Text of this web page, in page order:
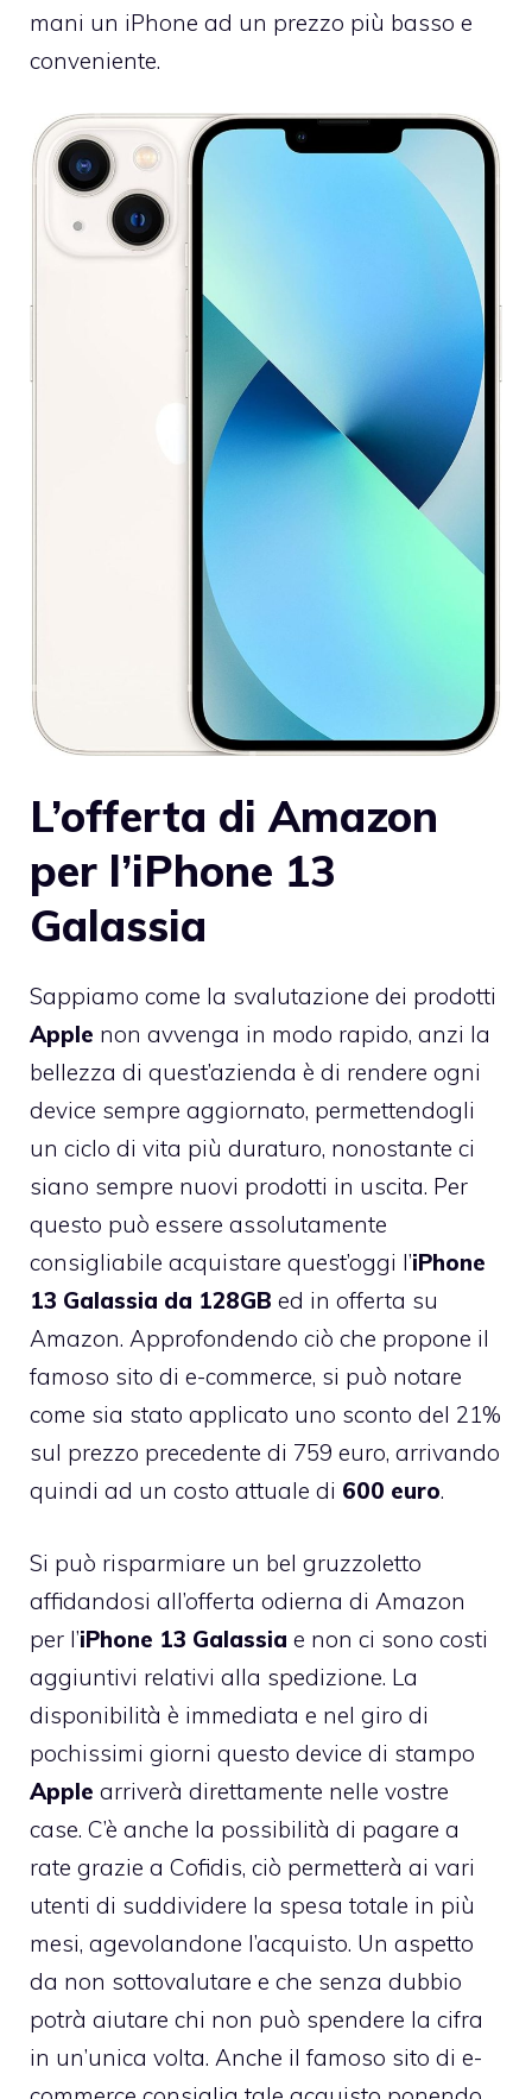
mani un iPhone ad un prezzo più basso e
conveniente.
L’offerta di Amazon
per l’iPhone 13
Galassia
Sappiamo come la svalutazione dei prodotti
Apple non avvenga in modo rapido, anzi la
bellezza di quest’azienda è di rendere ogni
device sempre aggiornato, permettendogli
un ciclo di vita più duraturo, nonostante ci
siano sempre nuovi prodotti in uscita. Per
questo può essere assolutamente
consigliabile acquistare quest’oggi l’iPhone
13 Galassia da 128GB ed in offerta su
Amazon. Approfondendo ciò che propone il
famoso sito di e-commerce, si può notare
come sia stato applicato uno sconto del 21%
sul prezzo precedente di 759 euro, arrivando
quindi ad un costo attuale di 600 euro.
Si può risparmiare un bel gruzzoletto
affidandosi all’offerta odierna di Amazon
per l’iPhone 13 Galassia e non ci sono costi
aggiuntivi relativi alla spedizione. La
disponibilità è immediata e nel giro di
pochissimi giorni questo device di stampo
Apple arriverà direttamente nelle vostre
case. C’è anche la possibilità di pagare a
rate grazie a Cofidis, ciò permetterà ai vari
utenti di suddividere la spesa totale in più
mesi, agevolandone l’acquisto. Un aspetto
da non sottovalutare e che senza dubbio
potrà aiutare chi non può spendere la cifra
in un’unica volta. Anche il famoso sito di e-